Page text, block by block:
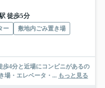
徒歩5分
ー
敷地内ごみ置き場
4分と近場にコンビニがあるの
場・エレベータ・... もっと見る